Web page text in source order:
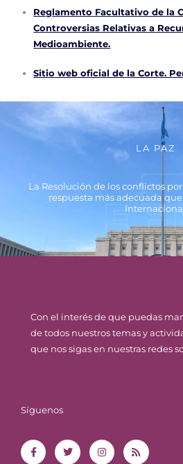
Reglamento Facultativo de la
Controversias Relativas a
Medioambiente.
Sitio web oficial de la Corte.
LA PAZ
La Resolución de los conflictos
respuesta más adecuada
Con el interés de que puedas
de todos nuestros temas y
que nos sigas en nuestras redes
Síguenos
c
e
i
t
s
t
s